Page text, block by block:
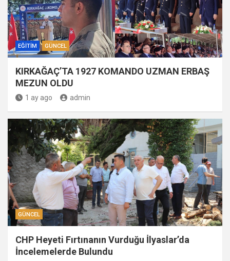
EĞITIM GÜNCEL
KIRKAĞAÇ’TA 1927 KOMANDO UZMAN ERBAŞ
MEZUN OLDU
1 ay ago admin
GÜNCEL
CHP Heyeti Fırtınanın Vurduğu İlyaslar’da
İncelemelerde Bulundu